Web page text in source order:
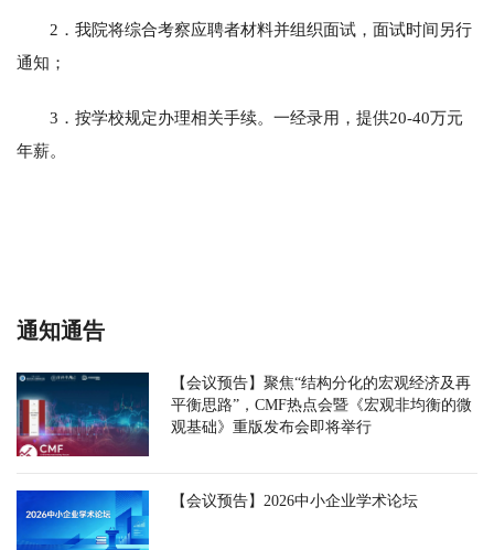
2．我院将综合考察应聘者材料并组织面试，面试时间另行
通知；
3．按学校规定办理相关手续。一经录用，提供20-40万元
年薪。
通知通告
【会议预告】聚焦“结构分化的宏观经济及再
平衡思路”，CMF热点会暨《宏观非均衡的微
观基础》重版发布会即将举行
【会议预告】2026中小企业学术论坛